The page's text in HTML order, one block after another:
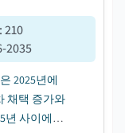
:210
2035
2025년에
채택 증가와
년 사이에